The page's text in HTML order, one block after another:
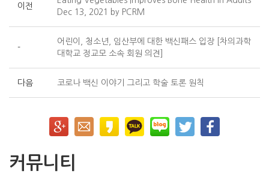
이전
Dec 13, 2021 by PCRM
-
어린이, 청소년, 임산부에 대한 백신패스 입장 [차의과학
대학교 정교모 소속 회원 의견]
다음 코로나 백신 이야기 그리고 학술 토론 원칙
커뮤니티